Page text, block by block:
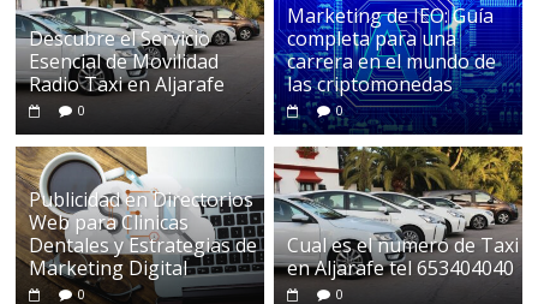
Descubre el Servicio
Esencial de Movilidad
Radio Taxi en Aljarafe
0
Marketing de IEO: Guía
completa para una
carrera en el mundo de
las criptomonedas
0
Publicidad en Directorios
Web para Clinicas
Dentales y Estrategias de
Marketing Digital
0
Cual es el numero de Taxi
en Aljarafe tel 653404040
0